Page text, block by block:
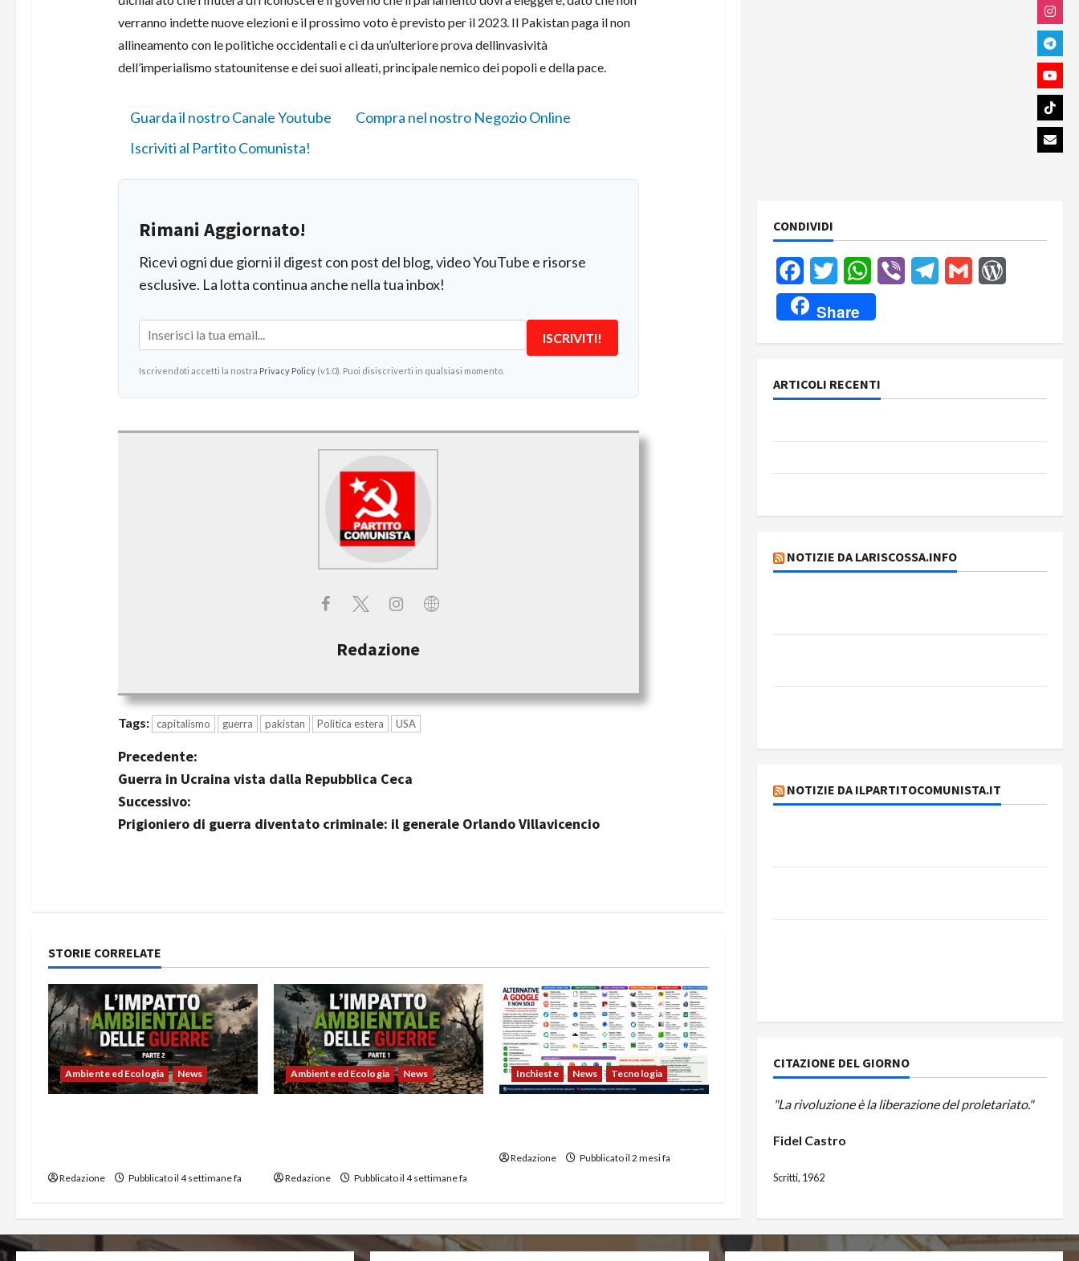
verranno indette nuove elezioni e il prossimo voto è previsto per il 2023. Il Pakistan paga il non
allineamento con le politiche occidentali e ci da un’ulteriore prova dellinvasività
dell’imperialismo statounitense e dei suoi alleati, principale nemico dei popoli e della pace.
Guarda il nostro Canale Youtube
Compra nel nostro Negozio Online
Iscriviti al Partito Comunista!
Rimani Aggiornato!
Ricevi ogni due giorni il digest con post del blog, video YouTube e risorse
esclusive. La lotta continua anche nella tua inbox!
ISCRIVITI!
Iscrivendoti accetti la nostra Privacy Policy(v1.0). Puoi disiscriverti in qualsiasi momento.
Redazione
Tags: capitalismo guerra pakistan Politica estera USA
Precedente:
Guerra in Ucraina vista dalla Repubblica Ceca
Successivo:
Prigioniero di guerra diventato criminale: il generale Orlando Villavicencio
STORIE CORRELATE
Ambiente ed Ecologia News
Redazione Pubblicato il 4 settimane fa
Ambiente ed Ecologia News
Redazione Pubblicato il 4 settimane fa
Inchieste News Tecnologia
Redazione Pubblicato il 2 mesi fa
CONDIVIDI
FacebookTwitter WhatsApp
Viber TelegramGmail
Share
ARTICOLI RECENTI
NOTIZIE DA LARISCOSSA.INFO
NOTIZIE DA ILPARTITOCOMUNISTA.IT
CITAZIONE DEL GIORNO
"La rivoluzione è la liberazione del proletariato."
Fidel Castro
Scritti, 1962